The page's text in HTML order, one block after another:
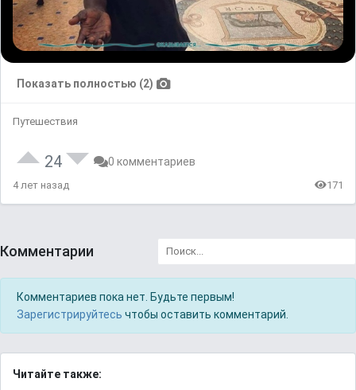
Показать полностью (2)
Путешествия
24 0 комментариев
4 лет назад 171
Комментарии
Комментариев пока нет. Будьте первым!
Зарегистрируйтесь чтобы оставить комментарий.
Читайте также: